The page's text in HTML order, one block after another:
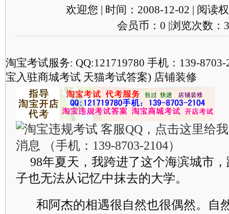
欢迎您 | 时间：2008-12-02 | 阅读
会员币：0 |浏览次数：
淘宝考试服务: QQ:121719780 手机：139-
宝入驻商城考试 天猫考试答案) 店铺装修
98年夏天，我跨进了这个海滨城市
子也无法从记忆中抹去的大学。
和阿杰的相遇很自然也很偶然。自